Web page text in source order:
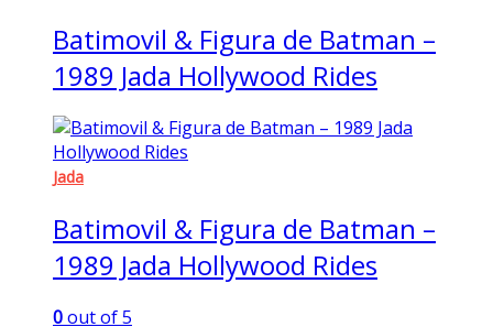
Batimovil & Figura de Batman –
1989 Jada Hollywood Rides
Jada
Batimovil & Figura de Batman –
1989 Jada Hollywood Rides
0out of 5